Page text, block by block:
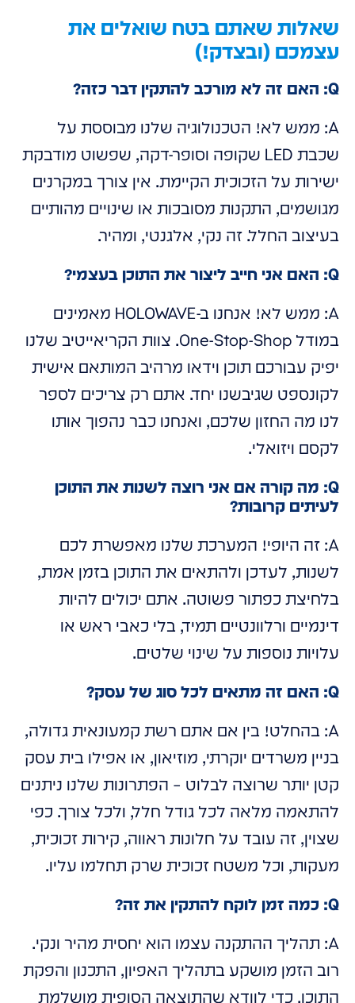
שאלות שאתם בטח שואלים את
עצמכם (ובצדק!)
Q: האם זה לא מורכב להתקין דבר כזה?
A: ממש לא! הטכנולוגיה שלנו מבוססת על
שכבת LED שקופה וסופר-דקה, שפשוט מודבקת
ישירות על הזכוכית הקיימת. אין צורך במקרנים
מגושמים, התקנות מסובכות או שינויים מהותיים
בעיצוב החלל. זה נקי, אלגנטי, ומהיר.
Q: האם אני חייב ליצור את התוכן בעצמי?
A: ממש לא! אנחנו ב-HOLOWAVE מאמינים
במודל One-Stop-Shop. צוות הקריאייטיב שלנו
יפיק עבורכם תוכן וידאו מרהיב המותאם אישית
לקונספט שגיבשנו יחד. אתם רק צריכים לספר
לנו מה החזון שלכם, ואנחנו כבר נהפוך אותו
לקסם ויזואלי.
Q: מה קורה אם אני רוצה לשנות את התוכן
לעיתים קרובות?
A: זה היופי! המערכת שלנו מאפשרת לכם
לשנות, לעדכן ולהתאים את התוכן בזמן אמת,
בלחיצת כפתור פשוטה. אתם יכולים להיות
דינמיים ורלוונטיים תמיד, בלי כאבי ראש או
עלויות נוספות על שינוי שלטים.
Q: האם זה מתאים לכל סוג של עסק?
A: בהחלט! בין אם אתם רשת קמעונאית גדולה,
בניין משרדים יוקרתי, מוזיאון, או אפילו בית עסק
קטן יותר שרוצה לבלוט – הפתרונות שלנו ניתנים
להתאמה מלאה לכל גודל חלל, ולכל צורך. כפי
שצוין, זה עובד על חלונות ראווה, קירות זכוכית,
מעקות, וכל משטח זכוכית שרק תחלמו עליו.
Q: כמה זמן לוקח להתקין את זה?
A: תהליך ההתקנה עצמו הוא יחסית מהיר ונקי.
רוב הזמן מושקע בתהליך האפיון, התכנון והפקת
התוכן, כדי לוודא שהתוצאה הסופית מושלמת